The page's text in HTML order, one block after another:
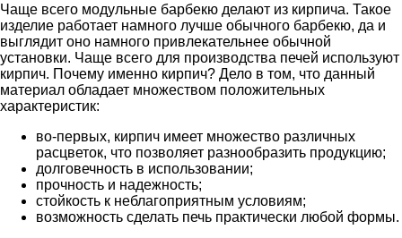
Чаще всего модульные барбекю делают из кирпича. Такое
изделие работает намного лучше обычного барбекю, да и
выглядит оно намного привлекательнее обычной
установки. Чаще всего для производства печей используют
кирпич. Почему именно кирпич? Дело в том, что данный
материал обладает множеством положительных
характеристик:
во-первых, кирпич имеет множество различных
расцветок, что позволяет разнообразить продукцию;
долговечность в использовании;
прочность и надежность;
стойкость к неблагоприятным условиям;
возможность сделать печь практически любой формы.